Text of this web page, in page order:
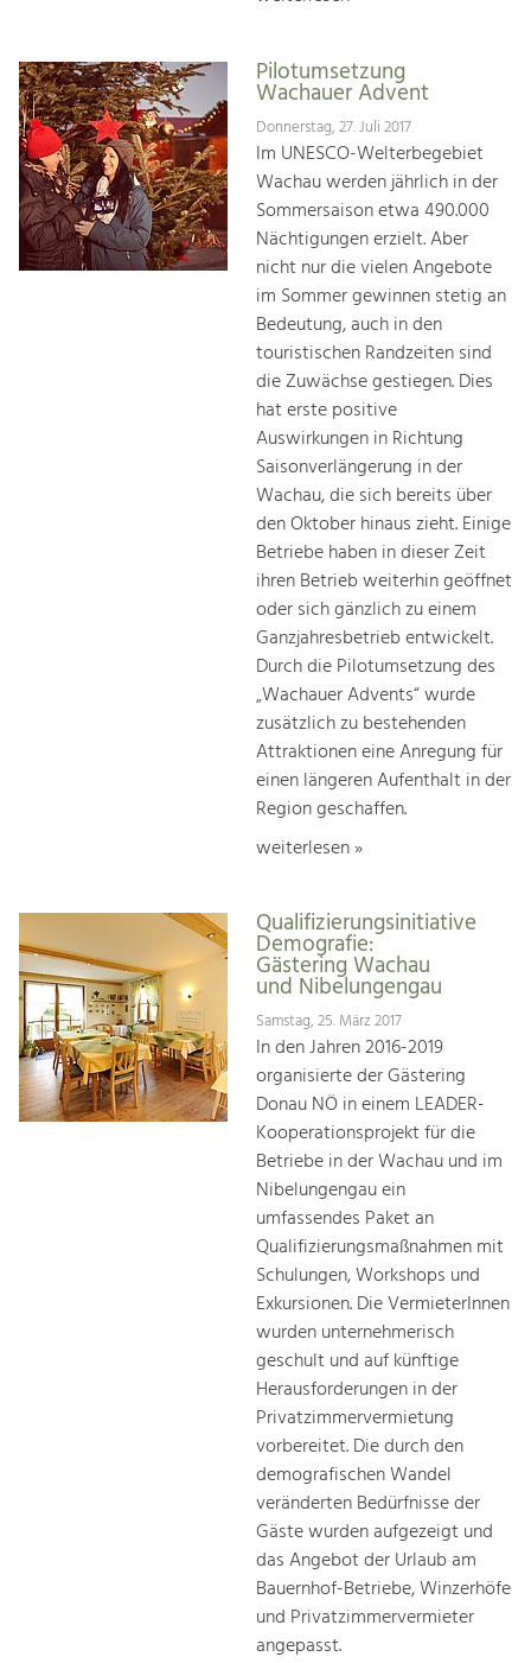
Pilotumsetzung
Wachauer Advent
Donnerstag, 27. Juli 2017
Im UNESCO-Welterbegebiet
Wachau werden jährlich in der
Sommersaison etwa 490.000
Nächtigungen erzielt. Aber
nicht nur die vielen Angebote
im Sommer gewinnen stetig an
Bedeutung, auch in den
touristischen Randzeiten sind
die Zuwächse gestiegen. Dies
hat erste positive
Auswirkungen in Richtung
Saisonverlängerung in der
Wachau, die sich bereits über
den Oktober hinaus zieht. Einige
Betriebe haben in dieser Zeit
ihren Betrieb weiterhin geöffnet
oder sich gänzlich zu einem
Ganzjahresbetrieb entwickelt.
Durch die Pilotumsetzung des
„Wachauer Advents“ wurde
zusätzlich zu bestehenden
Attraktionen eine Anregung für
einen längeren Aufenthalt in der
Region geschaffen.
weiterlesen »
Qualifizierungsinitiative
Demografie:
Gästering Wachau
und Nibelungengau
Samstag, 25. März 2017
In den Jahren 2016-2019
organisierte der Gästering
Donau NÖ in einem LEADER-
Kooperationsprojekt für die
Betriebe in der Wachau und im
Nibelungengau ein
umfassendes Paket an
Qualifizierungsmaßnahmen mit
Schulungen, Workshops und
Exkursionen. Die VermieterInnen
wurden unternehmerisch
geschult und auf künftige
Herausforderungen in der
Privatzimmervermietung
vorbereitet. Die durch den
demografischen Wandel
veränderten Bedürfnisse der
Gäste wurden aufgezeigt und
das Angebot der Urlaub am
Bauernhof-Betriebe, Winzerhöfe
und Privatzimmervermieter
angepasst.